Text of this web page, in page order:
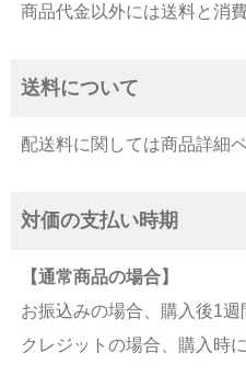
商品代金以外には送料と消
送料について
配送料に関しては商品詳細
対価の支払い時期
【通常商品の場合】
お振込みの場合、購入後1週
クレジットの場合、購入時